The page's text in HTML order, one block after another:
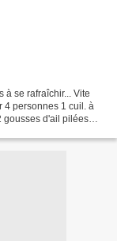
à se rafraîchir... Vite
4 personnes 1 cuil. à
gousses d'ail pilées